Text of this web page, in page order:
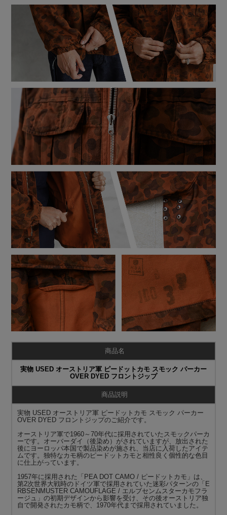
商品名
実物 USED オーストリア軍 ピードットカモ スモック パーカー
OVER DYED フロントジップ
商品説明
実物 USED オーストリア軍 ピードットカモ スモック パーカー
OVER DYED フロントジップのご紹介です。
オーストリア軍で1960～70年代に採用されていたスモックパーカ
ーです。オーバーダイ（後染め）がされていますが、放出された
後にヨーロッパ本国で製品染めが施され、当店に入荷したアイテ
ムです。独特なカモ柄のピードットカモと相性良く個性的な色目
に仕上がっています。
1957年に採用された「PEA DOT CAMO / ピードットカモ」は、
第2次世界大戦時のドイツ軍で採用されていた迷彩パターンの「E
RBSENMUSTER CAMOUFLAGE / エルブセンムスターカモフラ
ージュ」の初期デザインから影響を受け、その後オーストリア独
自で開発されたカモ柄で、1970年代まで採用されていました。